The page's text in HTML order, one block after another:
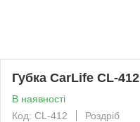
Губка CarLife CL-412
В наявності
Код: CL-412
Роздріб